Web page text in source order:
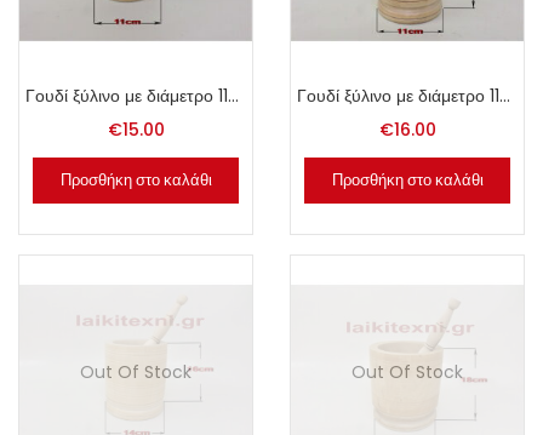
Γουδί ξύλινο με διάμετρο 11cm.
€15.00
Προσθήκη στο καλάθι
Γουδί ξύλινο με διάμετρο 11cm.
€16.00
Προσθήκη στο καλάθι
Out Of Stock Out Of Stock